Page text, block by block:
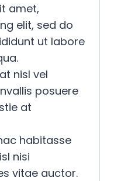
amet,
elit, sed do
ut labore
nisl vel
posuere
at
habitasse
nisi
vitae auctor.